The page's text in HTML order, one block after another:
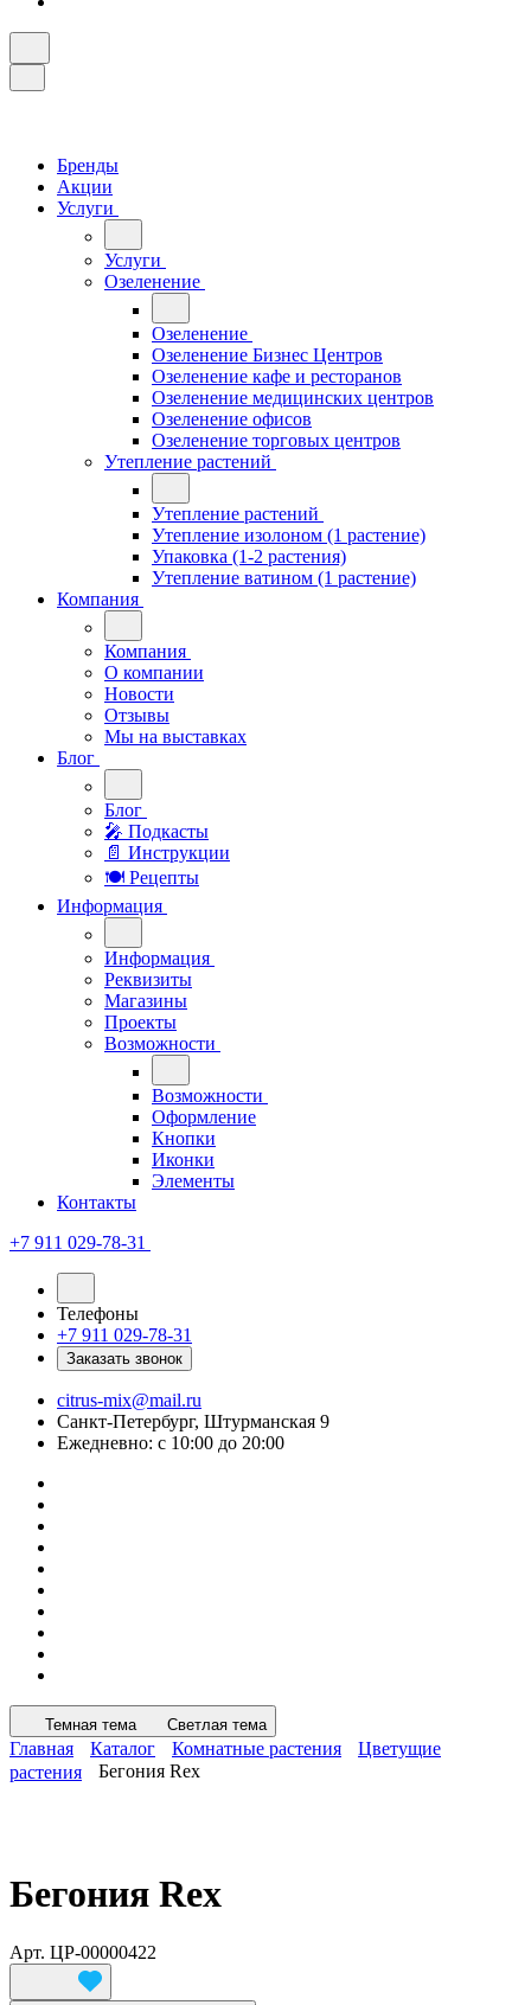
Бренды
Акции
Услуги
Услуги
Озеленение
Озеленение
Озеленение Бизнес Центров
Озеленение кафе и ресторанов
Озеленение медицинских центров
Озеленение офисов
Озеленение торговых центров
Утепление растений
Утепление растений
Утепление изолоном (1 растение)
Упаковка (1-2 растения)
Утепление ватином (1 растение)
Компания
Компания
О компании
Новости
Отзывы
Мы на выставках
Блог
Блог
🎤︎︎ Подкасты
📄 Инструкции
🍽 Рецепты
Информация
Информация
Реквизиты
Магазины
Проекты
Возможности
Возможности
Оформление
Кнопки
Иконки
Элементы
Контакты
+7 911 029-78-31
Телефоны
+7 911 029-78-31
Заказать звонок
citrus-mix@mail.ru
Санкт-Петербург, Штурманская 9
Ежедневно: с 10:00 до 20:00
Темная тема Светлая тема
Главная Каталог Комнатные растения
Цветущие
растения
Бегония Rex
Бегония Rex
Арт. ЦР-00000422